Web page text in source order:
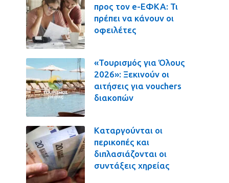
προς τον e-ΕΦΚΑ: Τι
πρέπει να κάνουν οι
οφειλέτες
«Τουρισμός για Όλους
2026»: Ξεκινούν οι
αιτήσεις για vouchers
διακοπών
Καταργούνται οι
περικοπές και
διπλασιάζονται οι
συντάξεις χηρείας